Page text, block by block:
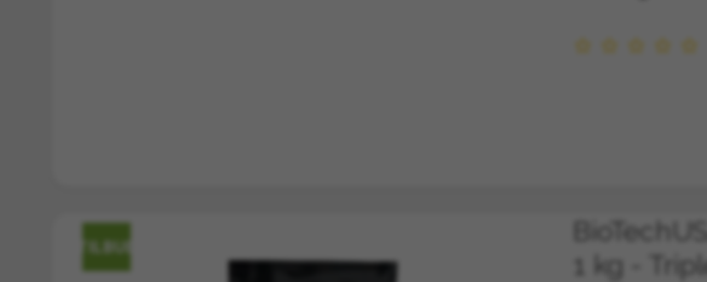
Kan gå direkte fra køleskabet til
TILBUD
1 kg -